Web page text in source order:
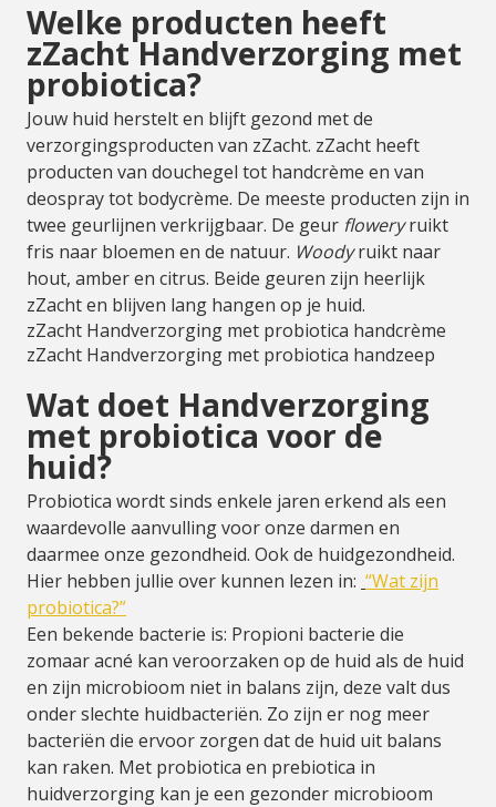
Welke producten heeft
zZacht Handverzorging met
probiotica?
Jouw huid herstelt en blijft gezond met de
verzorgingsproducten van zZacht. zZacht heeft
producten van douchegel tot handcrème en van
deospray tot bodycrème. De meeste producten zijn in
twee geurlijnen verkrijgbaar. De geur floweryruikt
fris naar bloemen en de natuur. Woodyruikt naar
hout, amber en citrus. Beide geuren zijn heerlijk
zZacht en blijven lang hangen op je huid.
zZacht Handverzorging met probiotica handcrème
zZacht Handverzorging met probiotica handzeep
Wat doet Handverzorging
met probiotica voor de
huid?
Probiotica wordt sinds enkele jaren erkend als een
waardevolle aanvulling voor onze darmen en
daarmee onze gezondheid. Ook de huidgezondheid.
Hier hebben jullie over kunnen lezen in: “Wat zijn
probiotica?”
Een bekende bacterie is: Propioni bacterie die
zomaar acné kan veroorzaken op de huid als de huid
en zijn microbioom niet in balans zijn, deze valt dus
onder slechte huidbacteriën. Zo zijn er nog meer
bacteriën die ervoor zorgen dat de huid uit balans
kan raken. Met probiotica en prebiotica in
huidverzorging kan je een gezonder microbioom